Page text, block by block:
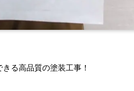
る高品質の塗装工事！